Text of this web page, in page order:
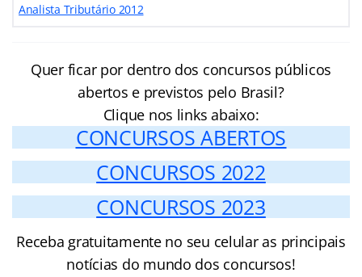
Analista Tributário 2012
Quer ficar por dentro dos concursos públicos
abertos e previstos pelo Brasil?
Clique nos links abaixo:
CONCURSOS ABERTOS
CONCURSOS 2022
CONCURSOS 2023
Receba gratuitamente no seu celular as principais
notícias do mundo dos concursos!